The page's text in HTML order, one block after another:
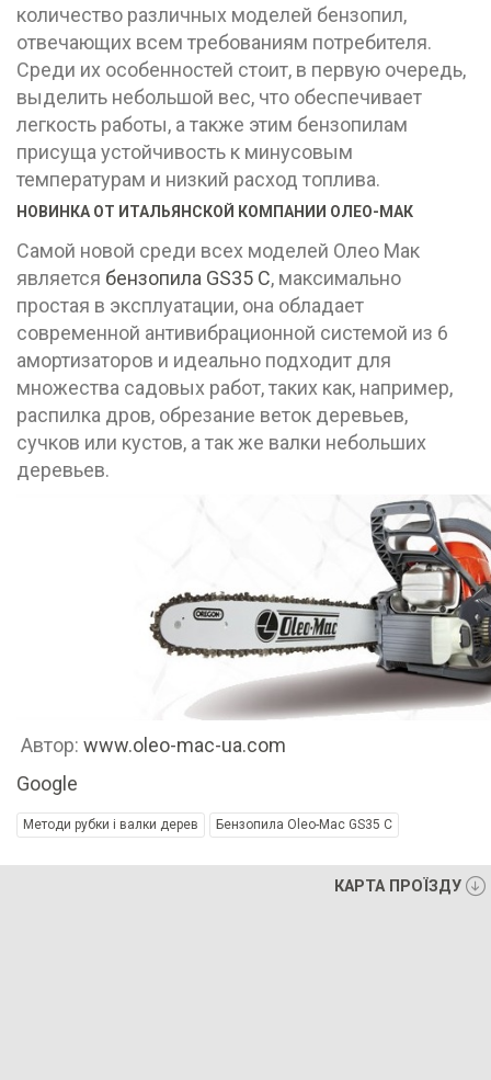
количество различных моделей бензопил,
отвечающих всем требованиям потребителя.
Среди их особенностей стоит, в первую очередь,
выделить небольшой вес, что обеспечивает
легкость работы, а также этим бензопилам
присуща устойчивость к минусовым
температурам и низкий расход топлива.
НОВИНКА ОТ ИТАЛЬЯНСКОЙ КОМПАНИИ ОЛЕО-МАК
Самой новой среди всех моделей Олео Мак
является бензопила GS35 C, максимально
простая в эксплуатации, она обладает
современной антивибрационной системой из 6
амортизаторов и идеально подходит для
множества садовых работ, таких как, например,
распилка дров, обрезание веток деревьев,
сучков или кустов, а так же валки небольших
деревьев.
Автор: www.oleo-mac-ua.com
Google
Методи рубки і валки дерев Бензопила Oleo-Mac GS35 C
КАРТА ПРОЇЗДУ